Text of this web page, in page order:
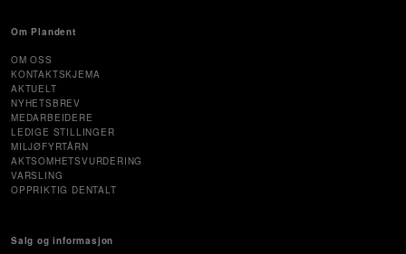
Om Plandent
OM OSS
KONTAKTSKJEMA
AKTUELT
NYHETSBREV
MEDARBEIDERE
LEDIGE STILLINGER
MILJØFYRTÅRN
AKTSOMHETSVURDERING
VARSLING
OPPRIKTIG DENTALT
Salg og informasjon